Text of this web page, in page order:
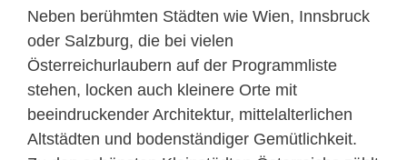
Neben berühmten Städten wie Wien, Innsbruck
oder Salzburg, die bei vielen
Österreichurlaubern auf der Programmliste
stehen, locken auch kleinere Orte mit
beeindruckender Architektur, mittelalterlichen
Altstädten und bodenständiger Gemütlichkeit.